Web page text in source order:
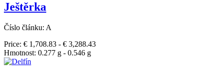
Ještěrka
Číslo článku: A
Price: € 1,708.83 - € 3,288.43
Hmotnost: 0.277 g - 0.546 g